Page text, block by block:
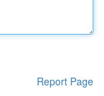
Report Page